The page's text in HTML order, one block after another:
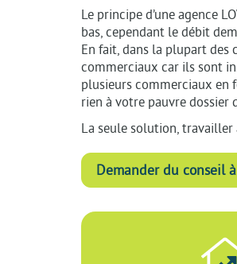
Le principe d’une agence
bas, cependant le débit
En fait, dans la plupart des
commerciaux car ils sont
plusieurs commerciaux en
rien à votre pauvre dossier
La seule solution, travailler
Demander du conseil